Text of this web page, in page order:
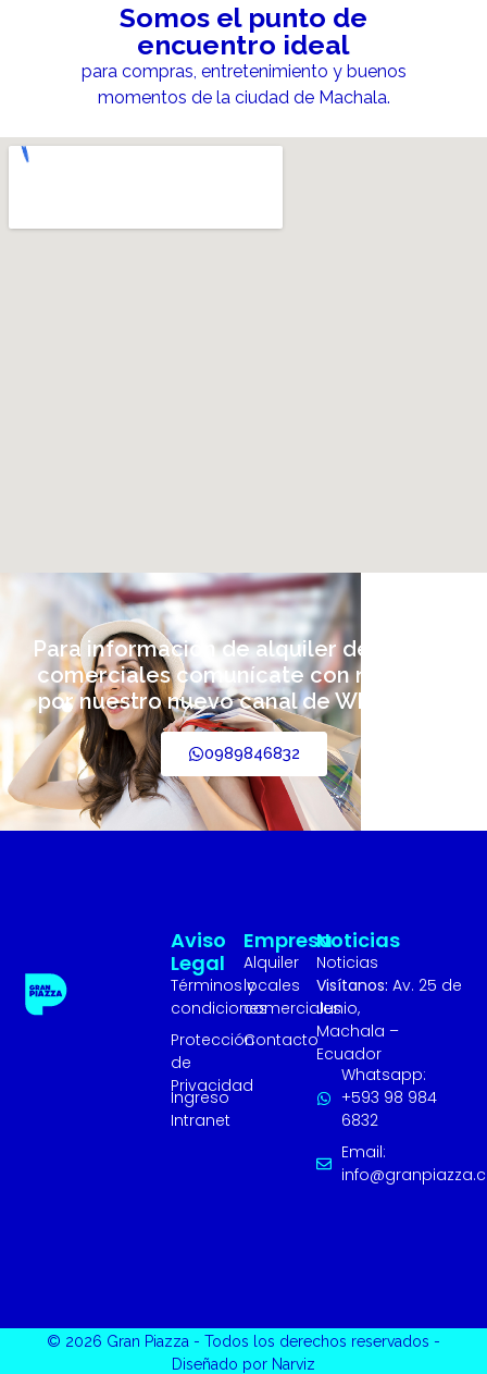
Somos el punto de
encuentro ideal
para compras, entretenimiento y buenos
momentos de la ciudad de Machala.
Para información de alquiler de locales
comerciales comunícate con nosotros
por nuestro nuevo canal de WhatsApp:
0989846832
Empresa
Alquiler
locales
comerciales
Contacto
Aviso
Legal
Términos y
condiciones
Protección
de
Privacidad
Ingreso
Intranet
Noticias
Noticias
Visítanos: Av. 25 de
Junio,
Machala –
Ecuador
Whatsapp:
+593 98 984
6832
Email:
© 2026 Gran Piazza - Todos los derechos reservados -
Diseñado por Narviz